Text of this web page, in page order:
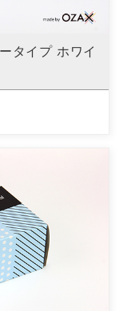
タイプ ホワイ